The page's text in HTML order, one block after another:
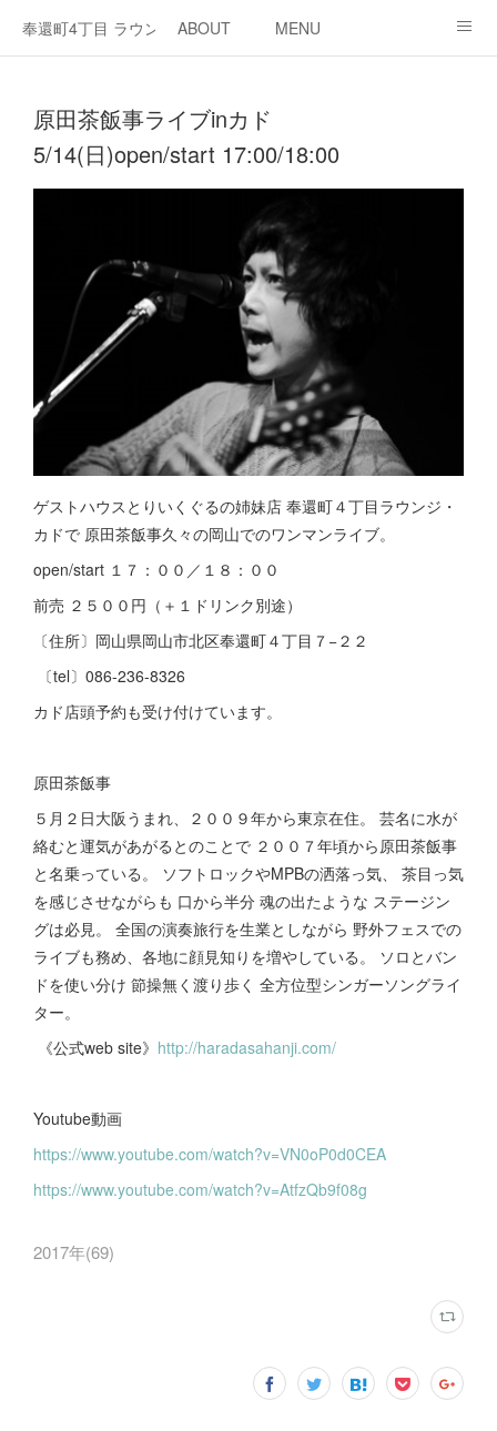
奉還町4丁目 ラウンジ・カド
ABOUT MENU
原田茶飯事ライブinカド
5/14(日)open/start 17:00/18:00
ゲストハウスとりいくぐるの姉妹店 奉還町４丁目ラウンジ・
カドで 原田茶飯事久々の岡山でのワンマンライブ。
open/start １７：００／１８：００
前売 ２５００円（＋１ドリンク別途）
〔住所〕岡山県岡山市北区奉還町４丁目７−２２
〔tel〕086-236-8326
カド店頭予約も受け付けています。
原田茶飯事
５月２日大阪うまれ、２００９年から東京在住。 芸名に水が
絡むと運気があがるとのことで ２００７年頃から原田茶飯事
と名乗っている。 ソフトロックやMPBの洒落っ気、 茶目っ気
を感じさせながらも 口から半分 魂の出たような ステージン
グは必見。 全国の演奏旅行を生業としながら 野外フェスでの
ライブも務め、各地に顔見知りを増やしている。 ソロとバン
ドを使い分け 節操無く渡り歩く 全方位型シンガーソングライ
ター。
《公式web site》 http://haradasahanji.com/
Youtube動画
https://www.youtube.com/watch?v=VN0oP0d0CEA
https://www.youtube.com/watch?v=AtfzQb9f08g
2017年(69)